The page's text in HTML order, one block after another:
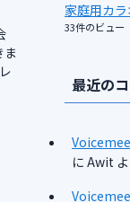
家庭用カ
33件のビュー
最近の
に Awit